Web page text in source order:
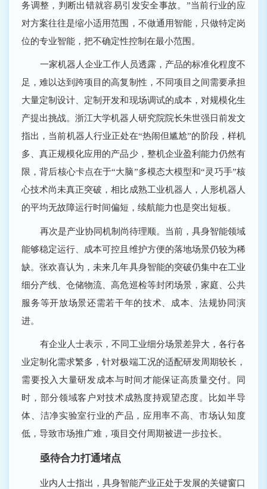
务调整，判断出错就容易引发安全事故。”当前行业的应
对方案往往是缩小适用范围，不做通用智能，只做特定岗
位的专业智能，把不确定性控制在最小范围。
一家机器人企业工作人员透露，产品的标准化程度不
足，难以达到跨项目的高复制性，不同项目之间需要承担
大量定制设计、定制开发和现场调试的成本，对规模化生
产提出挑战。浙江大学机器人研究院院长朱世强日前发文
指出，当前机器人行业正处在“热闹但尴尬”的阶段，样机
多、真正规模化应用的产品少，整机企业盈利能力仍然有
限，背后核心卡点在于“大脑”多模态大模型和“灵巧手”核
心技术尚未真正突破，相比成熟工业机器人，人形机器人
的平均无故障运行时间偏短，续航能力也是突出短板。
再次是产业协同机制尚待理顺。当前，具身智能领域
能够稳定运行、成本可控且维护方便的落地场景仍较为稀
缺。张欢喜认为，未来几年具身智能的突破仍集中在工业
细分产线、仓储物流、高危巡检等封闭场景，家庭、公共
服务等开放场景还需若干年的技术、成本、法规协同演
进。
有企业人士表示，不同工业细分场景差异大，各行各
业定制化需求繁多，针对极端工况的适配研发周期较长，
需要投入大量研发成本与时间才能保证高质量交付。同
时，部分领域客户对技术成熟度持观望态度。比如半导
体、洁净实验室行业的产品，应用率不高、市场认知度
低，导致市场推广难，项目交付周期被进一步拉长。
亟待合力打通堵点
业内人士指出，具身智能产业正处于发展的关键窗口